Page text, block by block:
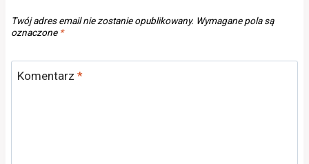
Twój adres email nie zostanie opublikowany. Wymagane pola są
oznaczone *
Komentarz *